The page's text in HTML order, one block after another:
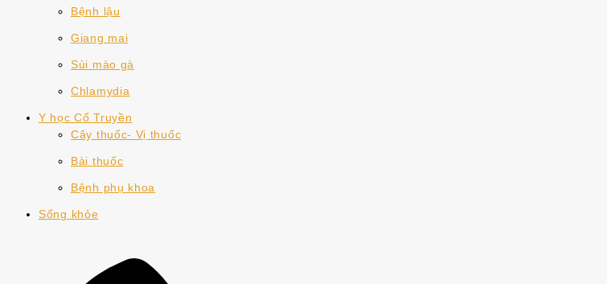
Bệnh lậu
Giang mai
Sùi mào gà
Chlamydia
Y học Cổ Truyền
Cây thuốc- Vị thuốc
Bài thuốc
Bệnh phụ khoa
Sống khỏe